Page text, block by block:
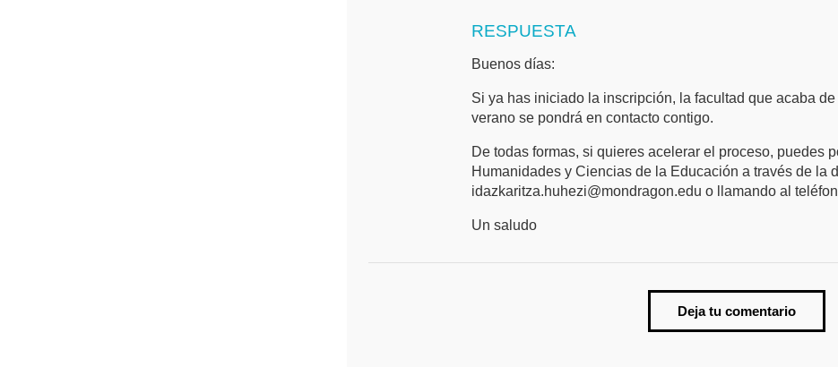
RESPUESTA
Buenos días:
Si ya has iniciado la inscripción, la facultad que acaba
verano se pondrá en contacto contigo.
De todas formas, si quieres acelerar el proceso, puedes
Humanidades y Ciencias de la Educación a través de la
idazkaritza.huhezi@mondragon.edu o llamando al
Un saludo
Deja tu comentario